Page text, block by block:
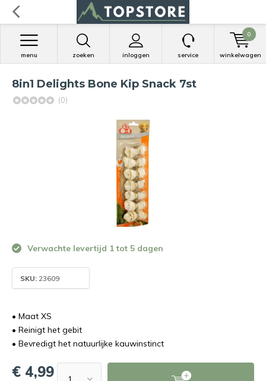
zoeken inloggen
menu service winkelwagen
0
8in1 Delights Bone Kip Snack 7st
(0)
Verwachte levertijd 1 tot 5 dagen
SKU: 23609
• Maat XS
• Reinigt het gebit
• Bevredigt het natuurlijke kauwinstinct
€ 4,99